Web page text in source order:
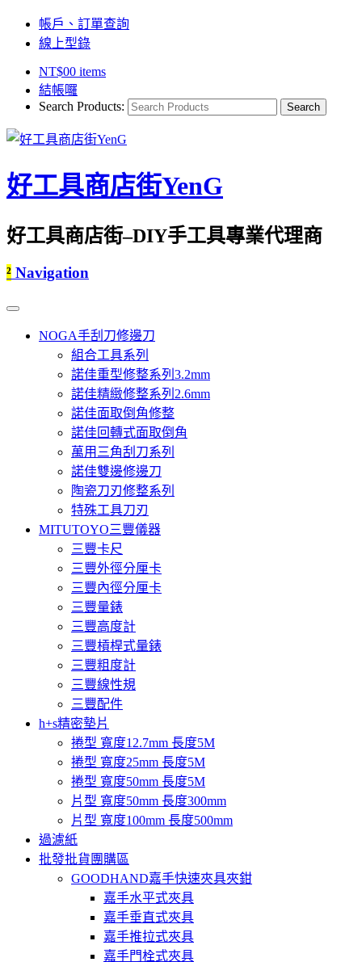
帳戶、訂單查詢
線上型錄
NT$00 items
結帳囉
Search Products:
好工具商店街YenG
好工具商店街–DIY手工具專業代理商
² Navigation
NOGA手刮刀修邊刀
組合工具系列
諾佳重型修整系列3.2mm
諾佳精緻修整系列2.6mm
諾佳面取倒角修整
諾佳回轉式面取倒角
萬用三角刮刀系列
諾佳雙邊修邊刀
陶瓷刀刃修整系列
特殊工具刀刃
MITUTOYO三豐儀器
三豐卡尺
三豐外徑分厘卡
三豐內徑分厘卡
三豐量錶
三豐高度計
三豐槓桿式量錶
三豐粗度計
三豐線性規
三豐配件
h+s精密墊片
捲型 寬度12.7mm 長度5M
捲型 寬度25mm 長度5M
捲型 寬度50mm 長度5M
片型 寬度50mm 長度300mm
片型 寬度100mm 長度500mm
過濾紙
批發批貨團購區
GOODHAND嘉手快速夾具夾鉗
嘉手水平式夾具
嘉手垂直式夾具
嘉手推拉式夾具
嘉手門栓式夾具